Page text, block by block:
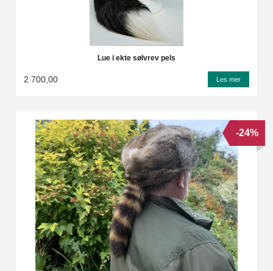
Lue i ekte sølvrev pels
2 700,00 Les mer
-24%